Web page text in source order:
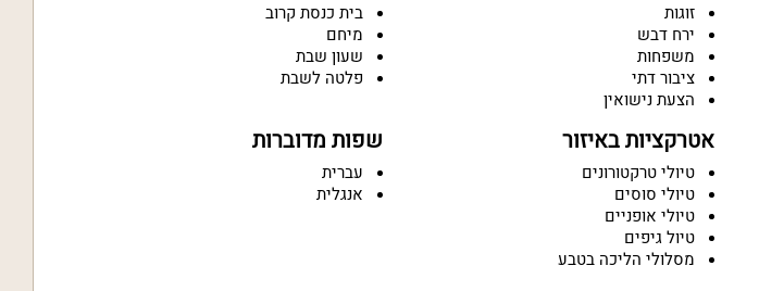
זוגות
ירח דבש
משפחות
ציבור דתי
הצעת נישואין
בית כנסת קרוב
מיחם
שעון שבת
פלטה לשבת
אטרקציות באיזור
טיולי טרקטורונים
טיולי סוסים
טיולי אופניים
טיול גיפים
מסלולי הליכה בטבע
שפות מדוברות
עברית
אנגלית